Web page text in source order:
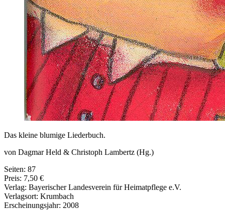
Das kleine blumige Liederbuch.
von Dagmar Held & Christoph Lambertz (Hg.)
Seiten: 87
Preis: 7,50 €
Verlag: Bayerischer Landesverein für Heimatpflege e.V.
Verlagsort: Krumbach
Erscheinungsjahr: 2008